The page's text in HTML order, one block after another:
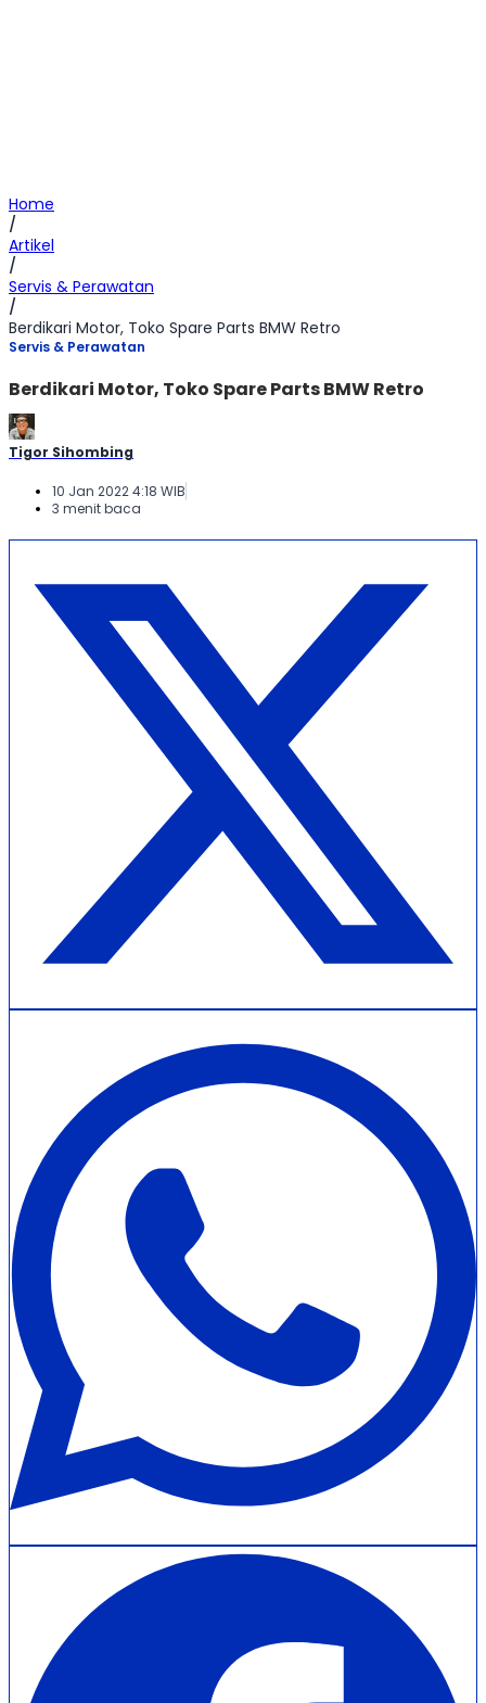
Home
/
Artikel
/
Servis & Perawatan
/
Berdikari Motor, Toko Spare Parts BMW Retro
Servis & Perawatan
Berdikari Motor, Toko Spare Parts BMW Retro
Tigor Sihombing
10 Jan 2022 4:18 WIB
3 menit baca